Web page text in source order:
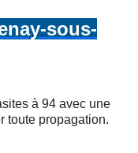
sous-
à 94 avec une
toute propagation.